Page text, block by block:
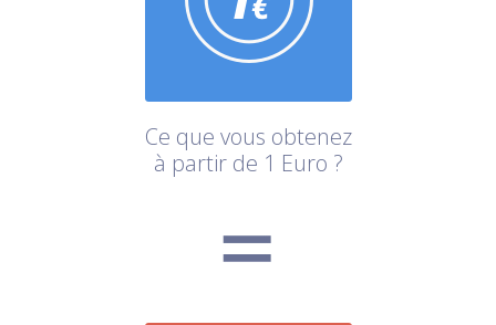
Ce que vous obtenez
à partir de 1 Euro ?